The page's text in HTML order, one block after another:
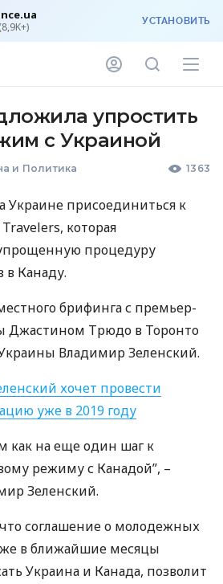
(8,9K+) УСТАНОВИТЬ
упростить
с Украиной
и Политика 1363
Украине присоединиться к
которая
процедуру
в Канаду.
брифинга с премьер-
Джастином Трюдо в Торонто
Владимир Зеленский.
хочет провести
уже в 2019 году
как на еще один шаг к
режиму с Канадой”, –
Зеленский.
соглашение о молодежных
в ближайшие месяцы
Украина и Канада, позволит